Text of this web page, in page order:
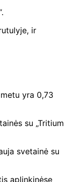
ir
yra 0,73
su „Tritium
svetainė su
aplinkinėse